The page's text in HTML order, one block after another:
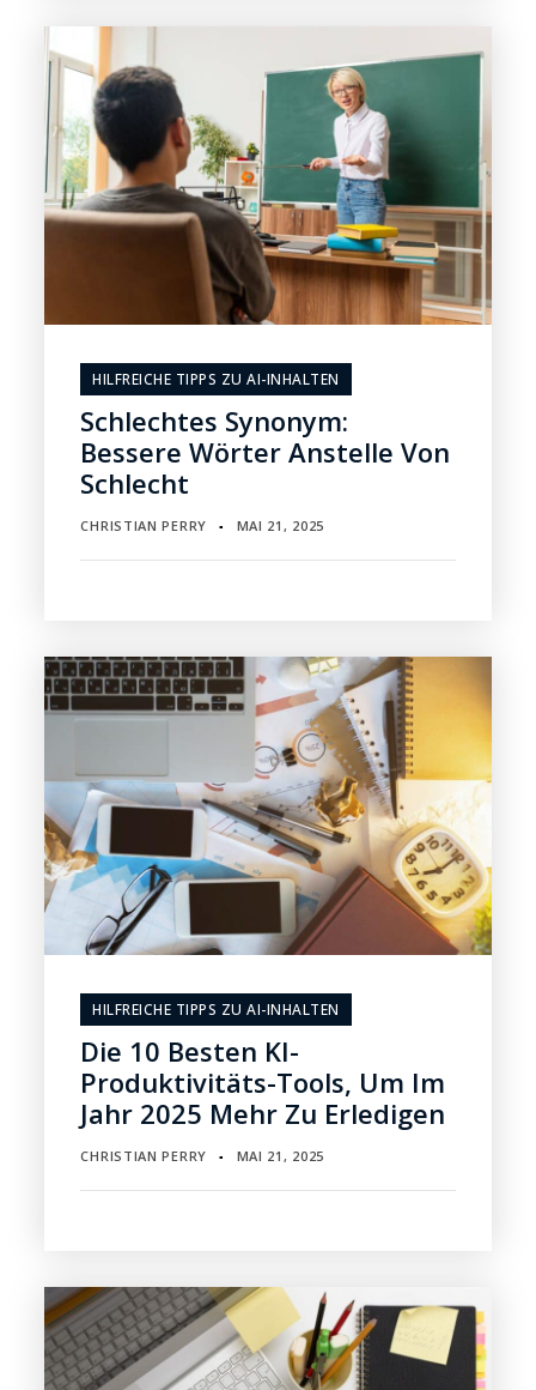
HILFREICHE TIPPS ZU AI-INHALTEN
Schlechtes Synonym:
Bessere Wörter Anstelle Von
Schlecht
CHRISTIAN PERRY ▪ MAI 21, 2025
HILFREICHE TIPPS ZU AI-INHALTEN
Die 10 Besten KI-
Produktivitäts-Tools, Um Im
Jahr 2025 Mehr Zu Erledigen
CHRISTIAN PERRY ▪ MAI 21, 2025